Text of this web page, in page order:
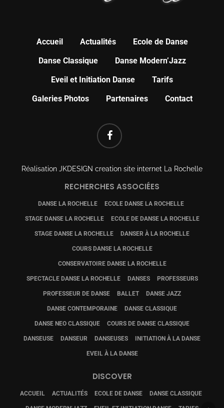
Accueil Actualités
Ecole de Danse
Danse Classique
Danse Modern’Jazz
Eveil et Initiation Danse
Tarifs
Galeries Photos
Partenaires Contact
FACEBOOK
Réalisation JKDESIGN creation site internet La Rochelle
RECHERCHES ASSOCIÉES
DANSE LA ROCHELLE ECOLE DANSE LA ROCHELLE
STAGE DANSE LA ROCHELLE ECOLE DE DANSE LA ROCHELLE
STAGE DANSE LA ROCHELLE DANSER À LA ROCHELLE
COURS DANSE LA ROCHELLE
CONSERVATOIRE DANSE LA ROCHELLE
SPECTACLE DANSE LA ROCHELLE DANSES PROFESSEURS
PROFESSEUR DE DANSE BALLET DANSE JAZZ
DANSE CONTEMPORAINE DANSE CLASSIQUE
DANSE NEO CLASSIQUE COURS DE DANSE CLASSIQUE
DANSEUSE DANSEUR DANSEUSES INITIATION À LA DANSE
EVEIL À LA DANSE
DISCOVER
ACCUEIL ACTUALITÉS ECOLE DE DANSE DANSE CLASSIQUE